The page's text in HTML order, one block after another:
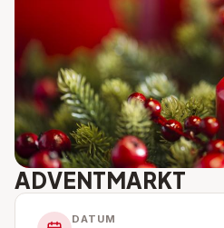
ADVENTMARKT
DATUM